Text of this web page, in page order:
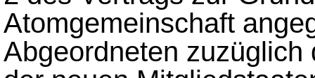
Atomgemeinschaft
Abgeordneten zuzüglich